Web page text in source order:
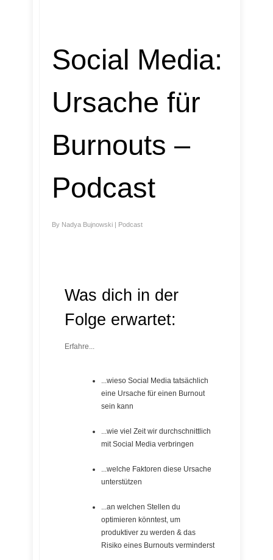
Social Media:
Ursache für
Burnouts –
Podcast
By Nadya Bujnowski | Podcast
Was dich in der
Folge erwartet:
Erfahre...
...wieso Social Media tatsächlich
eine Ursache für einen Burnout
sein kann
...wie viel Zeit wir durchschnittlich
mit Social Media verbringen
...welche Faktoren diese Ursache
unterstützen
...an welchen Stellen du
optimieren könntest, um
produktiver zu werden & das
Risiko eines Burnouts verminderst